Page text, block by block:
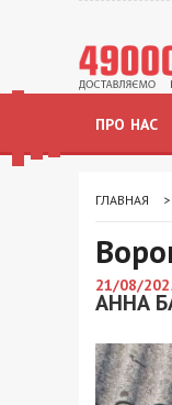
ПРО НАС
ГЛАВНАЯ >
21/08/
АННА